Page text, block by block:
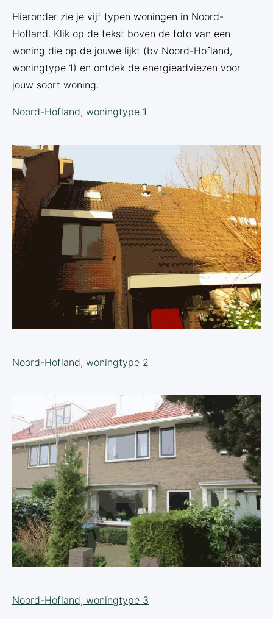
Hieronder zie je vijf typen woningen in Noord-
Hofland. Klik op de tekst boven de foto van een
woning die op de jouwe lijkt (bv Noord-Hofland,
woningtype 1) en ontdek de energieadviezen voor
jouw soort woning.
Noord-Hofland, woningtype 1
Noord-Hofland, woningtype 2
Noord-Hofland, woningtype 3